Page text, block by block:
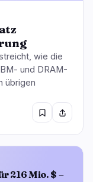
wie die
und DRAM-
übrigen
216 Mio. $ –